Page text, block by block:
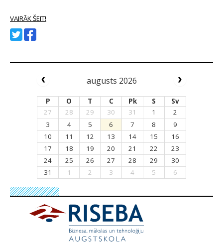
VAIRĀK ŠEIT!
augusts 2026
P O T C Pk S
Sv
27
28 29 30 31 1
2
3
4 5 6 7 8
9
10
11 12 13 14 15
16
17
18 19 20 21 22
23
24
25 26 27 28 29
30
31
1 2 3 4 5 6